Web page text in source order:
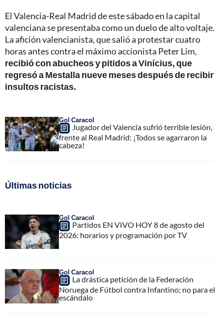
El Valencia-Real Madrid de este sábado en la capital
valenciana se presentaba como un duelo de alto voltaje.
La afición valencianista, que salió a protestar cuatro
horas antes contra el máximo accionista Peter Lim,
recibió con abucheos y pitidos a Vinícius, que
regresó a Mestalla nueve meses después de recibir
insultos racistas.
Gol Caracol
Jugador del Valencia sufrió terrible lesión,
frente al Real Madrid: ¡Todos se agarraron la
cabeza!
Últimas noticias
Gol Caracol
Partidos EN VIVO HOY 8 de agosto del
2026: horarios y programación por TV
Gol Caracol
La drástica petición de la Federación
Noruega de Fútbol contra Infantino; no para el
escándalo